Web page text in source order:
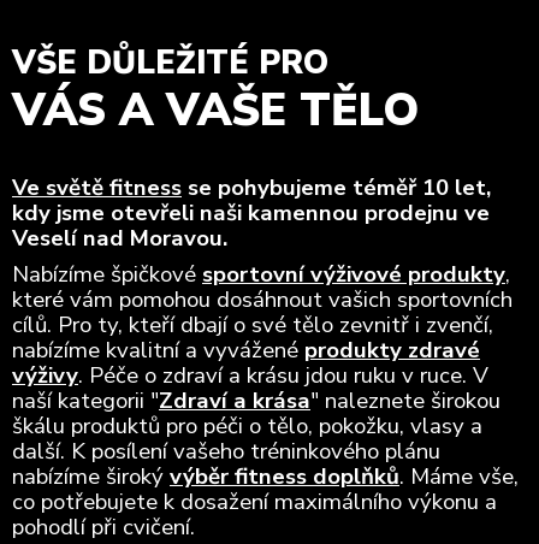
VŠE DŮLEŽITÉ PRO
VÁS A VAŠE TĚLO
Ve světě fitness se pohybujeme téměř 10 let,
kdy jsme otevřeli naši kamennou prodejnu ve
Veselí nad Moravou.
Nabízíme špičkové sportovní výživové produkty,
které vám pomohou dosáhnout vašich sportovních
cílů. Pro ty, kteří dbají o své tělo zevnitř i zvenčí,
nabízíme kvalitní a vyvážené produkty zdravé
výživy. Péče o zdraví a krásu jdou ruku v ruce. V
naší kategorii "Zdraví a krása" naleznete širokou
škálu produktů pro péči o tělo, pokožku, vlasy a
další. K posílení vašeho tréninkového plánu
nabízíme širokývýběr fitness doplňků. Máme vše,
co potřebujete k dosažení maximálního výkonu a
pohodlí při cvičení.